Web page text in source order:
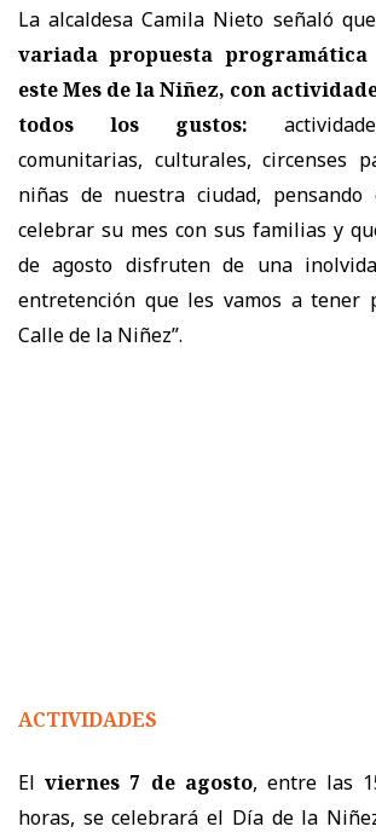
La alcaldesa Camila Nieto señaló
variada propuesta
este Mes de la Niñez, con
todos los gustos:
comunitarias, culturales, circenses
niñas de nuestra ciudad, pensando
celebrar su mes con sus familias y
de agosto disfruten de una
entretención que les vamos a tener
Calle de la Niñez”.
ACTIVIDADES
El viernes 7 de agosto, entre las
horas, se celebrará el Día de la